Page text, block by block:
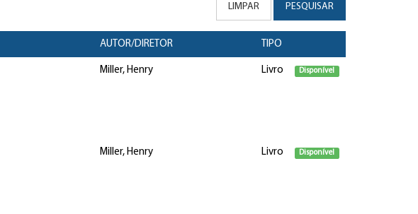
LIMPAR PESQUISAR
AUTOR/DIRETOR TIPO
Miller, Henry Livro Disponível
Miller, Henry Livro Disponível